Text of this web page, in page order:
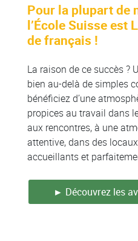
Pour la plupart de
l’École Suisse est
de français !
La raison de ce succès ?
bien au-delà de simples
bénéficiez d’une
propices au travail dans
aux rencontres, à une
attentive, dans des
accueillants et
► Découvrez les